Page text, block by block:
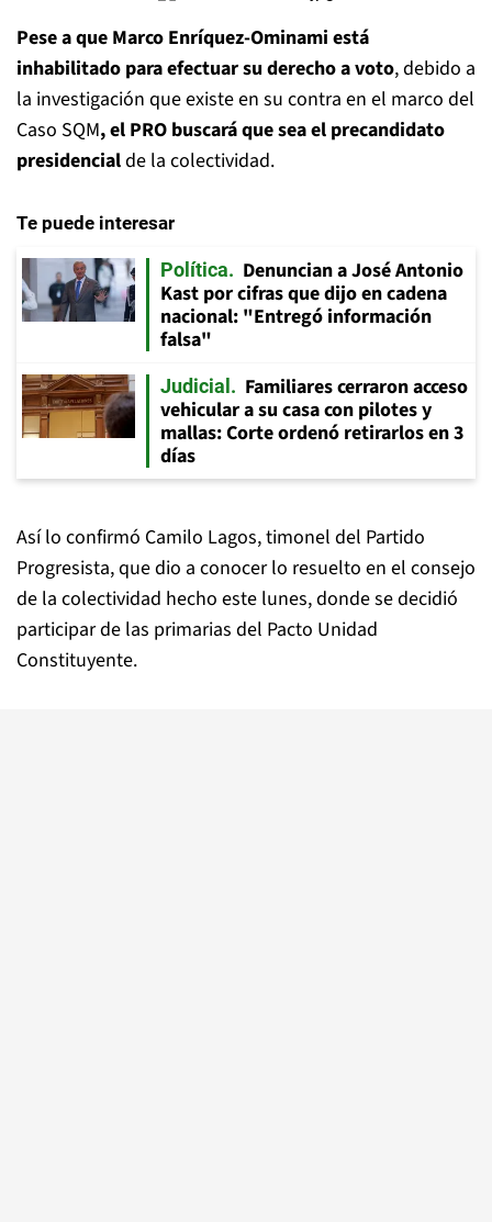
Pese a que Marco Enríquez-Ominami está
inhabilitado para efectuar su derecho a voto, debido a
la investigación que existe en su contra en el marco del
Caso SQM, el PRO buscará que sea el precandidato
presidencialde la colectividad.
Te puede interesar
Política
Denuncian a José Antonio
Kast por cifras que dijo en cadena
nacional: "Entregó información
falsa"
Judicial
Familiares cerraron acceso
vehicular a su casa con pilotes y
mallas: Corte ordenó retirarlos en 3
días
Así lo confirmó Camilo Lagos, timonel del Partido
Progresista, que dio a conocer lo resuelto en el consejo
de la colectividad hecho este lunes, donde se decidió
participar de las primarias del Pacto Unidad
Constituyente.